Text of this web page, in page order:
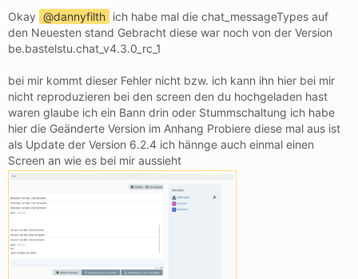
Okay dannyfilth ich habe mal die chat_messageTypes auf
den Neuesten stand Gebracht diese war noch von der Version
be.bastelstu.chat_v4.3.0_rc_1
bei mir kommt dieser Fehler nicht bzw. ich kann ihn hier bei mir
nicht reproduzieren bei den screen den du hochgeladen hast
waren glaube ich ein Bann drin oder Stummschaltung ich habe
hier die Geänderte Version im Anhang Probiere diese mal aus ist
als Update der Version 6.2.4 ich hännge auch einmal einen
Screen an wie es bei mir aussieht